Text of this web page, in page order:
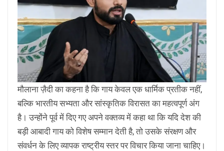
मौलाना ज़ैदी का कहना है कि गाय केवल एक धार्मिक प्रतीक नहीं,
बल्कि भारतीय सभ्यता और सांस्कृतिक विरासत का महत्वपूर्ण अंग
है। उन्होंने पूर्व में दिए गए अपने वक्तव्य में कहा था कि यदि देश की
बड़ी आबादी गाय को विशेष सम्मान देती है, तो उसके संरक्षण और
संवर्धन के लिए व्यापक राष्ट्रीय स्तर पर विचार किया जाना चाहिए।